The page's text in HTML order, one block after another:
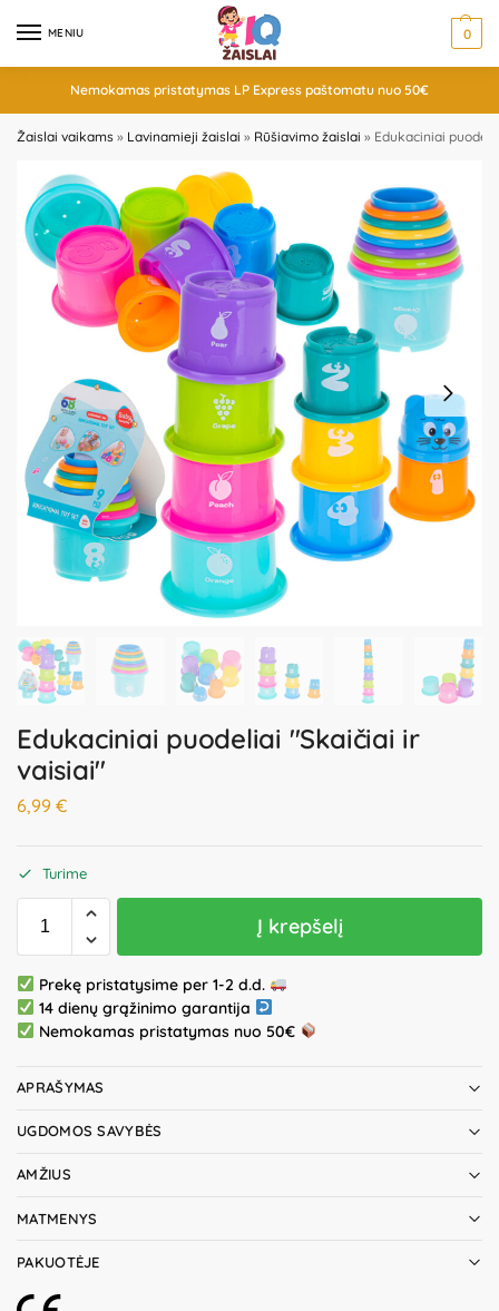
MENIU 0
Nemokamas pristatymas LP Express paštomatu nuo 50€
Žaislai vaikams » Lavinamieji žaislai » Rūšiavimo žaislai » Edukaciniai
Edukaciniai puodeliai "Skaičiai ir
vaisiai"
6,99 €
Turime
Į krepšelį
Prekę pristatysime per 1-2 d.d.
14 dienų grąžinimo garantija
Nemokamas pristatymas nuo 50€
APRAŠYMAS
UGDOMOS SAVYBĖS
AMŽIUS
MATMENYS
PAKUOTĖJE